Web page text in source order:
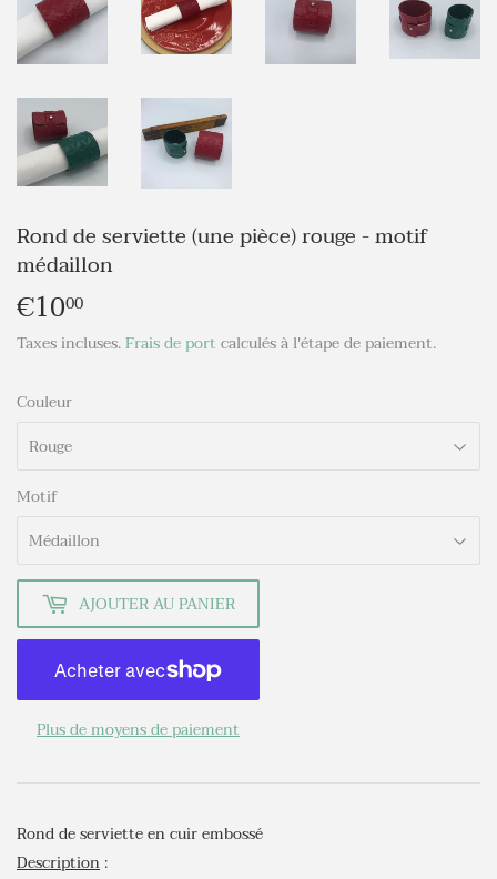
Rond de serviette (une pièce) rouge - motif
médaillon
€1000
Taxes incluses.Frais de port calculés à l'étape de paiement.
Couleur
Motif
AJOUTER AU PANIER
Plus de moyens de paiement
Rond de serviette en cuir embossé
Description :